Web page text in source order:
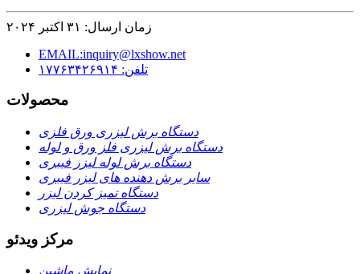
زمان ارسال: ۳۱ اکتبر ۲۰۲۴
EMAIL:inquiry@lxshow.net
تلفن: ۱۷۷۶۳۴۲۶۹۱۴
محصولات
دستگاه برش لیزری ورق فلزی
دستگاه برش لیزری فلز ورق و لوله
دستگاه برش لوله لیزر فیبری
سایر برش دهنده های لیزر فیبری
دستگاه تمیز کردن لیزر
دستگاه جوش لیزری
مرکز ویدئو
نمایش ماشین